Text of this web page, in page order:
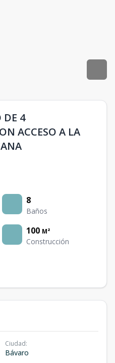
DE 4
ACCESO A LA
8
Baños
100 M²
Construcción
Ciudad:
Bávaro